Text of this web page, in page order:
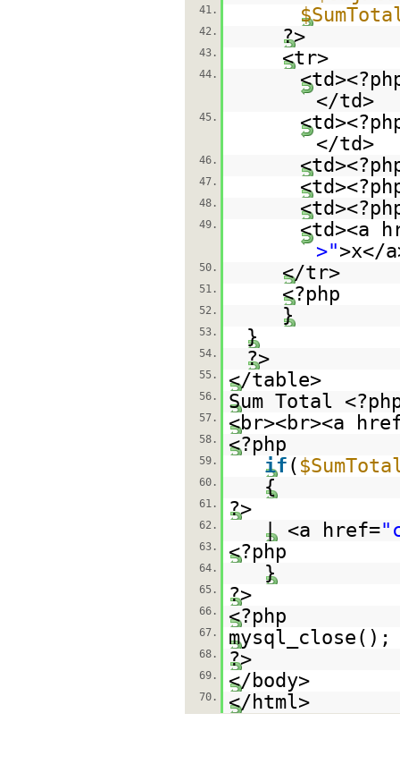
41.
42. ?>
43. <tr>
44.
</td>
45.
</td>
46.
47.
48.
49.
<td><a
>">x</
50. </tr>
51. <?php
52. }
53. }
54. ?>
55. </table>
56. Sum Total
57. <br><br><a
58. <?php
59. if (
60. {
61. ?>
62. | <a href=
63. <?php
64. }
65. ?>
66. <?php
67. mysql_close();
68. ?>
69. </body>
70. </html>